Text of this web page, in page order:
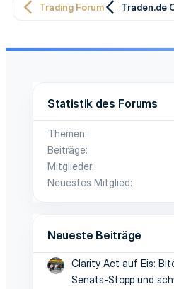
Trading Forum Traden.de
Statistik des Forums
Themen
Beiträge
Mitglieder
Neuestes Mitglied
Neueste Beiträge
Clarity Act auf Eis:
Senats-Stopp und